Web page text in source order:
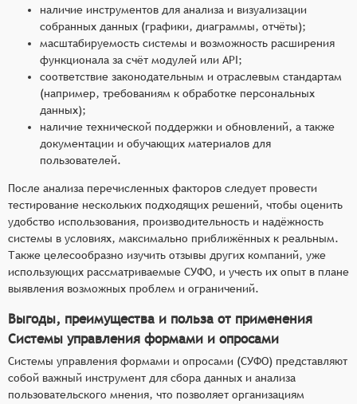
наличие инструментов для анализа и визуализации
собранных данных (графики, диаграммы, отчёты);
масштабируемость системы и возможность расширения
функционала за счёт модулей или API;
соответствие законодательным и отраслевым стандартам
(например, требованиям к обработке персональных
данных);
наличие технической поддержки и обновлений, а также
документации и обучающих материалов для
пользователей.
После анализа перечисленных факторов следует провести
тестирование нескольких подходящих решений, чтобы оценить
удобство использования, производительность и надёжность
системы в условиях, максимально приближённых к реальным.
Также целесообразно изучить отзывы других компаний, уже
использующих рассматриваемые СУФО, и учесть их опыт в плане
выявления возможных проблем и ограничений.
Выгоды, преимущества и польза от применения
Системы управления формами и опросами
Системы управления формами и опросами (СУФО) представляют
собой важный инструмент для сбора данных и анализа
пользовательского мнения, что позволяет организациям